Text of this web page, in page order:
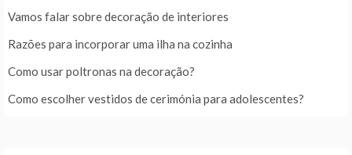
Vamos falar sobre decoração de interiores
Razões para incorporar uma ilha na cozinha
Como usar poltronas na decoração?
Como escolher vestidos de cerimónia para adolescentes?